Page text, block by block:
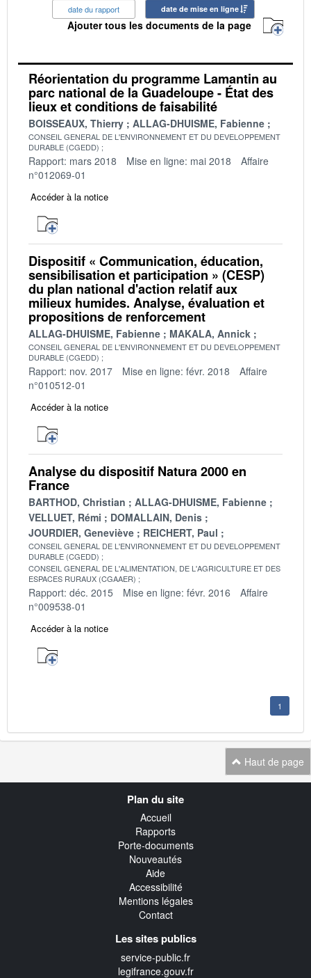
date du rapport date de mise en ligne
Ajouter tous les documents de la page
Réorientation du programme Lamantin au
parc national de la Guadeloupe - État des
lieux et conditions de faisabilité
BOISSEAUX, Thierry ALLAG-DHUISME, Fabienne
CONSEIL GENERAL DE L'ENVIRONNEMENT ET DU DEVELOPPEMENT
DURABLE (CGEDD)
Rapport: mars 2018 Mise en ligne: mai 2018
Affaire
n°012069-01
Accéder à la notice
Dispositif « Communication, éducation,
sensibilisation et participation » (CESP)
du plan national d'action relatif aux
milieux humides. Analyse, évaluation et
propositions de renforcement
ALLAG-DHUISME, Fabienne MAKALA, Annick
CONSEIL GENERAL DE L'ENVIRONNEMENT ET DU DEVELOPPEMENT
DURABLE (CGEDD)
Rapport: nov. 2017 Mise en ligne: févr. 2018
Affaire
n°010512-01
Accéder à la notice
Analyse du dispositif Natura 2000 en
France
BARTHOD, Christian
ALLAG-DHUISME, Fabienne
VELLUET, Rémi
DOMALLAIN, Denis
JOURDIER, Geneviève
REICHERT, Paul
CONSEIL GENERAL DE L'ENVIRONNEMENT ET DU DEVELOPPEMENT
DURABLE (CGEDD)
CONSEIL GENERAL DE L'ALIMENTATION, DE L'AGRICULTURE ET DES
ESPACES RURAUX (CGAAER)
Rapport: déc. 2015 Mise en ligne: févr. 2016
Affaire
n°009538-01
Accéder à la notice
1
Haut de page
Plan du site
Accueil
Rapports
Porte-documents
Nouveautés
Aide
Accessibilité
Mentions légales
Contact
Les sites publics
service-public.fr
legifrance.gouv.fr